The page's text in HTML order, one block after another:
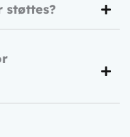
støttes?